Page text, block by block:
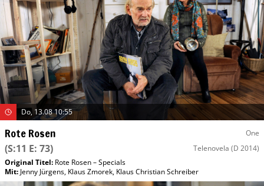
Do, 13.08 10:55
Rote Rosen One
(S:11 E: 73) Telenovela (D 2014)
Original Titel: Rote Rosen – Specials
Mit: Jenny Jürgens, Klaus Zmorek, Klaus Christian Schreiber